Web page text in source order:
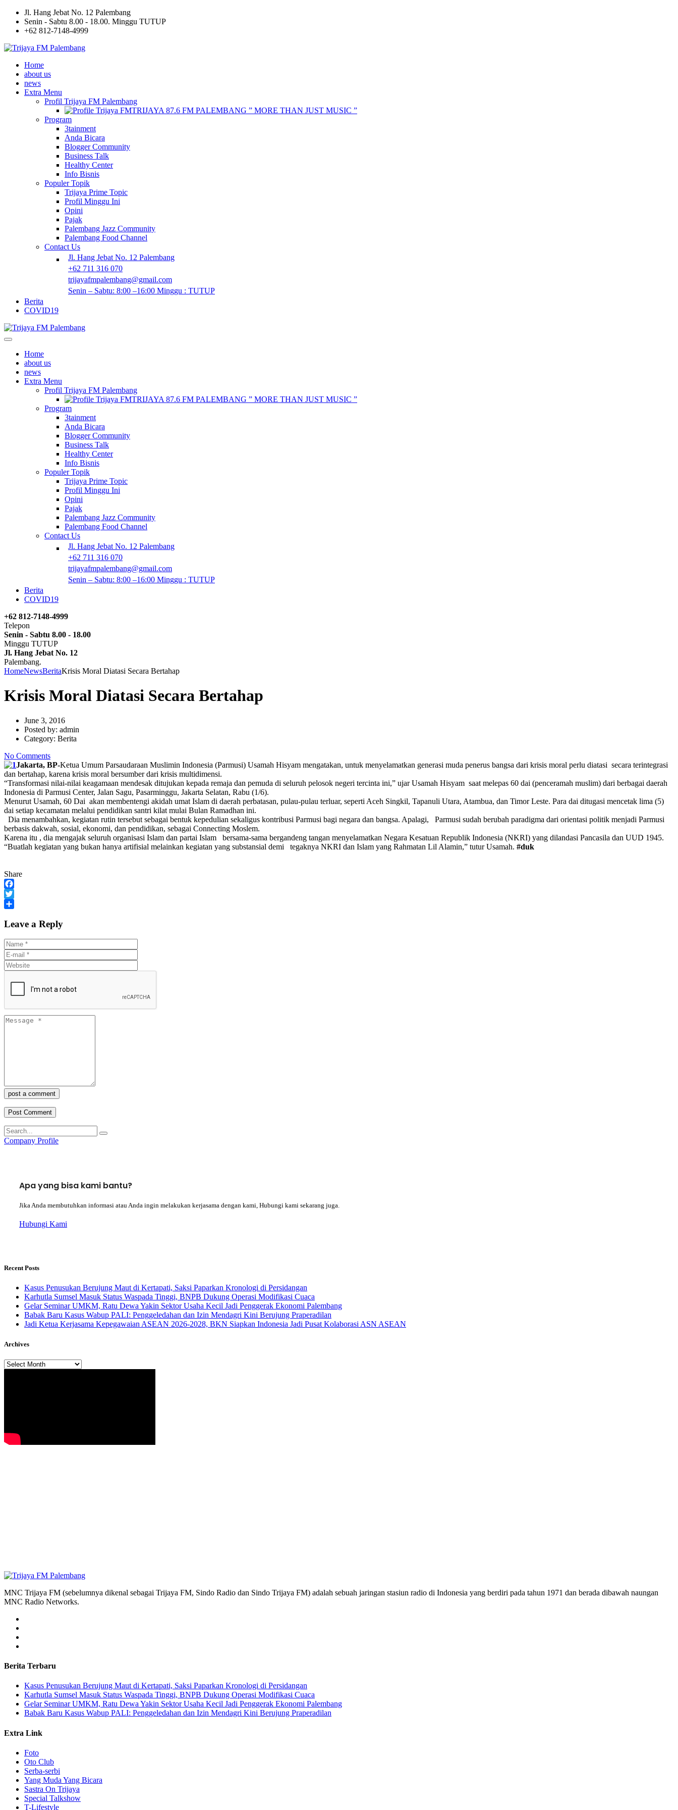
Jl. Hang Jebat No. 12 Palembang
Senin - Sabtu 8.00 - 18.00. Minggu TUTUP
+62 812-7148-4999
Home
about us
news
Extra Menu
Profil Trijaya FM Palembang
TRIJAYA 87.6 FM PALEMBANG ” MORE THAN JUST MUSIC ”
Program
3tainment
Anda Bicara
Blogger Community
Business Talk
Healthy Center
Info Bisnis
Populer Topik
Trijaya Prime Topic
Profil Minggu Ini
Opini
Pajak
Palembang Jazz Community
Palembang Food Channel
Contact Us
Jl. Hang Jebat No. 12 Palembang
+62 711 316 070
trijayafmpalembang@gmail.com
Senin – Sabtu: 8:00 –16:00 Minggu : TUTUP
Berita
COVID19
Home
about us
news
Extra Menu
Profil Trijaya FM Palembang
TRIJAYA 87.6 FM PALEMBANG ” MORE THAN JUST MUSIC ”
Program
3tainment
Anda Bicara
Blogger Community
Business Talk
Healthy Center
Info Bisnis
Populer Topik
Trijaya Prime Topic
Profil Minggu Ini
Opini
Pajak
Palembang Jazz Community
Palembang Food Channel
Contact Us
Jl. Hang Jebat No. 12 Palembang
+62 711 316 070
trijayafmpalembang@gmail.com
Senin – Sabtu: 8:00 –16:00 Minggu : TUTUP
Berita
COVID19
+62 812-7148-4999
Telepon
Senin - Sabtu 8.00 - 18.00
Minggu TUTUP
Jl. Hang Jebat No. 12
Palembang.
HomeNewsBeritaKrisis Moral Diatasi Secara Bertahap
Krisis Moral Diatasi Secara Bertahap
June 3, 2016
Posted by: admin
Category: Berita
No Comments
Jakarta, BP-Ketua Umum Parsaudaraan Muslimin Indonesia (Parmusi) Usamah Hisyam mengatakan, untuk menyelamatkan generasi muda penerus bangsa dari krisis moral perlu diatasi secara terintegrasi
dan bertahap, karena krisis moral bersumber dari krisis multidimensi.
“Transformasi nilai-nilai keagamaan mendesak ditujukan kepada remaja dan pemuda di seluruh pelosok negeri tercinta ini,” ujar Usamah Hisyam saat melepas 60 dai (penceramah muslim) dari berbagai daerah
Indonesia di Parmusi Center, Jalan Sagu, Pasarminggu, Jakarta Selatan, Rabu (1/6).
Menurut Usamah, 60 Dai akan membentengi akidah umat Islam di daerah perbatasan, pulau-pulau terluar, seperti Aceh Singkil, Tapanuli Utara, Atambua, dan Timor Leste. Para dai ditugasi mencetak lima (5)
dai setiap kecamatan melalui pendidikan santri kilat mulai Bulan Ramadhan ini.
Dia menambahkan, kegiatan rutin tersebut sebagai bentuk kepedulian sekaligus kontribusi Parmusi bagi negara dan bangsa. Apalagi, Parmusi sudah berubah paradigma dari orientasi politik menjadi Parmusi
berbasis dakwah, sosial, ekonomi, dan pendidikan, sebagai Connecting Moslem.
Karena itu , dia mengajak seluruh organisasi Islam dan partai Islam bersama-sama bergandeng tangan menyelamatkan Negara Kesatuan Republik Indonesia (NKRI) yang dilandasi Pancasila dan UUD 1945.
“Buatlah kegiatan yang bukan hanya artifisial melainkan kegiatan yang substansial demi tegaknya NKRI dan Islam yang Rahmatan Lil Alamin,” tutur Usamah. #duk
Share
Facebook
Twitter
Leave a Reply
post a comment
Company Profile
Apa yang bisa kami bantu?
Jika Anda membutuhkan informasi atau Anda ingin melakukan kerjasama dengan kami, Hubungi kami sekarang juga.
Hubungi Kami
Recent Posts
Kasus Penusukan Berujung Maut di Kertapati, Saksi Paparkan Kronologi di Persidangan
Karhutla Sumsel Masuk Status Waspada Tinggi, BNPB Dukung Operasi Modifikasi Cuaca
Gelar Seminar UMKM, Ratu Dewa Yakin Sektor Usaha Kecil Jadi Penggerak Ekonomi Palembang
Babak Baru Kasus Wabup PALI: Penggeledahan dan Izin Mendagri Kini Berujung Praperadilan
Jadi Ketua Kerjasama Kepegawaian ASEAN 2026-2028, BKN Siapkan Indonesia Jadi Pusat Kolaborasi ASN ASEAN
Archives
Archives
MNC Trijaya FM (sebelumnya dikenal sebagai Trijaya FM, Sindo Radio dan Sindo Trijaya FM) adalah sebuah jaringan stasiun radio di Indonesia yang berdiri pada tahun 1971 dan berada dibawah naungan
MNC Radio Networks.
Berita Terbaru
Kasus Penusukan Berujung Maut di Kertapati, Saksi Paparkan Kronologi di Persidangan
Karhutla Sumsel Masuk Status Waspada Tinggi, BNPB Dukung Operasi Modifikasi Cuaca
Gelar Seminar UMKM, Ratu Dewa Yakin Sektor Usaha Kecil Jadi Penggerak Ekonomi Palembang
Babak Baru Kasus Wabup PALI: Penggeledahan dan Izin Mendagri Kini Berujung Praperadilan
Extra Link
Foto
Oto Club
Serba-serbi
Yang Muda Yang Bicara
Sastra On Trijaya
Special Talkshow
T-Lifestyle